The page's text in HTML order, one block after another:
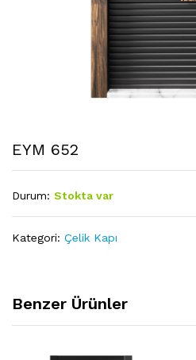
EYM 652
Durum: Stokta var
Kategori: Çelik Kapı
Benzer Ürünler